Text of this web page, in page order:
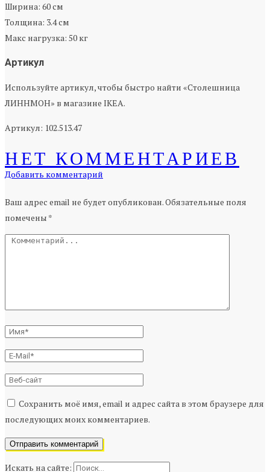
Ширина: 60 см
Толщина: 3.4 см
Макс нагрузка: 50 кг
Артикул
Используйте артикул, чтобы быстро найти «Столешница
ЛИННМОН» в магазине IKEA.
Артикул: 102.513.47
НЕТ КОММЕНТАРИЕВ
Добавить комментарий
Ваш адрес email не будет опубликован.Обязательные поля
помечены *
Сохранить моё имя, email и адрес сайта в этом браузере для
последующих моих комментариев.
Искать на сайте: